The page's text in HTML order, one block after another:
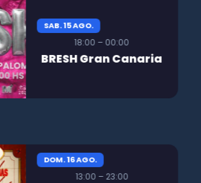
SAB. 15 AGO.
18:00 – 00:00
BRESH Gran Canaria
DOM. 16 AGO.
13:00 – 23:00